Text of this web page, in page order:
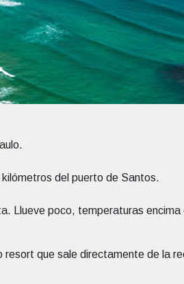
del puerto de Santos.
Llueve poco, temperaturas
que sale directamente de la